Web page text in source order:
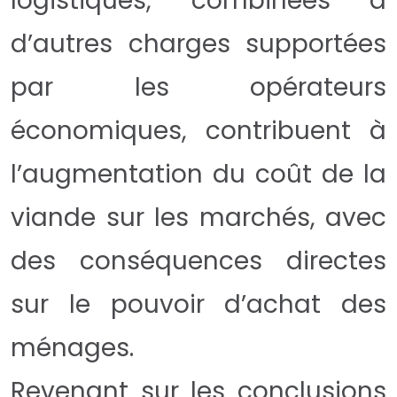
d’autres charges supportées
par les opérateurs
économiques, contribuent à
l’augmentation du coût de la
viande sur les marchés, avec
des conséquences directes
sur le pouvoir d’achat des
ménages.